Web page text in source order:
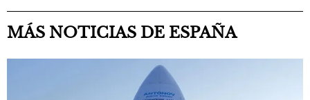
MÁS NOTICIAS DE ESPAÑA